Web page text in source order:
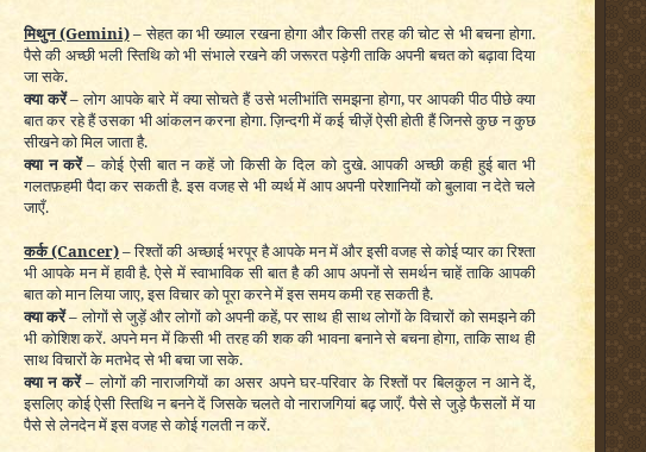
मिथुन(Gemini)– सेहत का भी ख्याल रखना होगा और किसी तरह की चोट से भी बचना होगा.
पैसे की अच्छी भली स्तिथि को भी संभाले रखने की जरूरत पड़ेगी ताकि अपनी बचत को बढ़ावा दिया
जा सके.
क्या करें –लोग आपके बारे में क्या सोचते हैं उसे भलीभांति समझना होगा, पर आपकी पीठ पीछे क्या
बात कर रहे हैं उसका भी आंकलन करना होगा. ज़िन्दगी में कई चीज़ें ऐसी होती हैं जिनसे कुछ न कुछ
सीखने को मिल जाता है.
क्या न करें –कोई ऐसी बात न कहें जो किसी के दिल को दुखे. आपकी अच्छी कही हुई बात भी
गलतफ़हमी पैदा कर सकती है. इस वजह से भी व्यर्थ में आप अपनी परेशानियों को बुलावा न देते चले
जाएँ.
कर्क(Cancer)–रिश्तों की अच्छाई भरपूर है आपके मन में और इसी वजह से कोई प्यार का रिश्ता
भी आपके मन में हावी है. ऐसे में स्वाभाविक सी बात है की आप अपनों से समर्थन चाहें ताकि आपकी
बात को मान लिया जाए, इस विचार को पूरा करने में इस समय कमी रह सकती है.
क्या करें –लोगों से जुड़ें और लोगों को अपनी कहें, पर साथ ही साथ लोगों के विचारों को समझने की
भी कोशिश करें. अपने मन में किसी भी तरह की शक की भावना बनाने से बचना होगा, ताकि साथ ही
साथ विचारों के मतभेद से भी बचा जा सके.
क्या न करें –लोगों की नाराजगियों का असर अपने घर-परिवार के रिश्तों पर बिलकुल न आने दें,
इसलिए कोई ऐसी स्तिथि न बनने दें जिसके चलते वो नाराजगियां बढ़ जाएँ. पैसे से जुड़े फैसलों में या
पैसे से लेनदेन में इस वजह से कोई गलती न करें.